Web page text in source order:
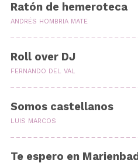
Ratón de hemeroteca
ANDRÉS HOMBRIA MATE
Roll over DJ
FERNANDO DEL VAL
Somos castellanos
LUIS MARCOS
Te espero en Marienbad